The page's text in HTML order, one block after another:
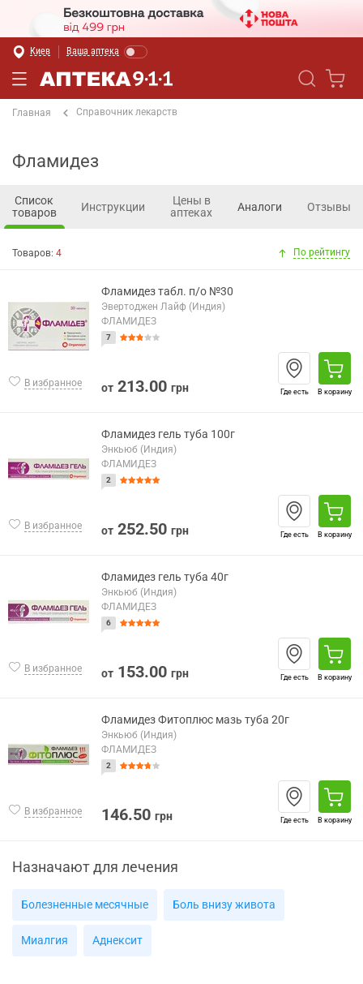
Киев Ваша аптека
Главная Справочник лекарств
Фламидез
Список
товаров
Инструкции
Цены в
аптеках
Аналоги Отзывы
Товаров: 4 По рейтингу
В избранное
Фламидез табл. п/о №30
Эвертоджен Лайф (Индия)
ФЛАМИДЕЗ
7
от 213.00 грн Где есть В корзину
В избранное
Фламидез гель туба 100г
Энкьюб (Индия)
ФЛАМИДЕЗ
2
от 252.50 грн Где есть В корзину
В избранное
Фламидез гель туба 40г
Энкьюб (Индия)
ФЛАМИДЕЗ
6
от 153.00 грн Где есть В корзину
В избранное
Фламидез Фитоплюс мазь туба 20г
Энкьюб (Индия)
ФЛАМИДЕЗ
2
146.50 грн Где есть В корзину
Назначают для лечения
Болезненные месячные Боль внизу живота
Миалгия Аднексит